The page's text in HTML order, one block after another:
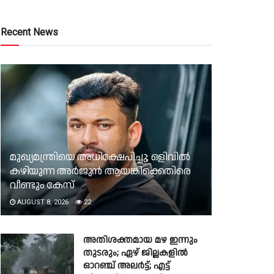
Recent News
മുഖ്യമന്ത്രിയെ അധിക്ഷേപിച്ചു; ഒളിവില്‍
കഴിയുന്ന അർജുൻ ആയങ്കിക്കെതിരെ
വീണ്ടും കേസ്
AUGUST 8, 2026 22
അതിശക്തമായ മഴ ഇന്നും
തുടരും; ഏഴ് ജില്ലകളിൽ
ഓറഞ്ച് അലർട്ട്; എട്ട്